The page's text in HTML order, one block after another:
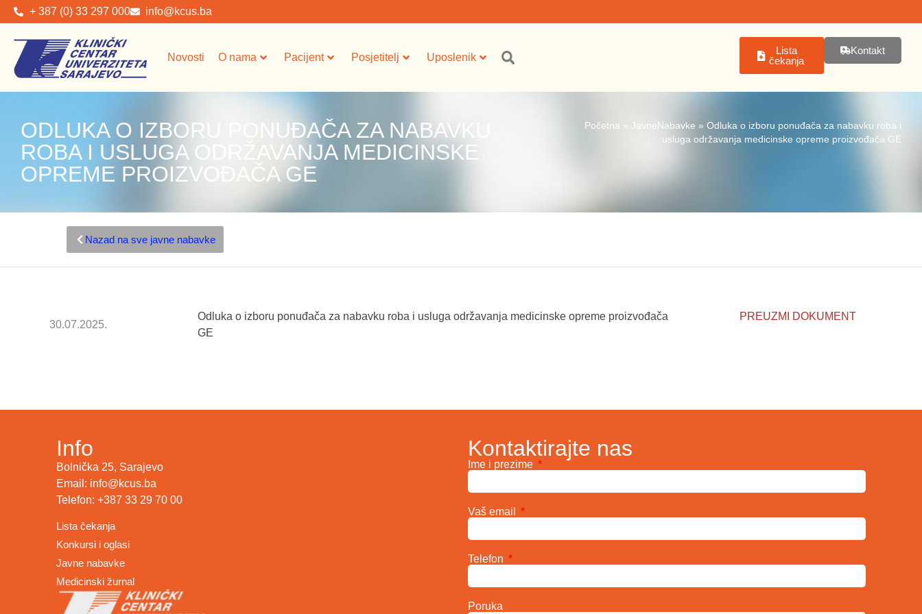
+ 387 (0) 33 297 000 info@kcus.ba
Novosti O nama Pacijent Posjetitelj Uposlenik
Lista
čekanja
Kontakt
ODLUKA O IZBORU PONUĐAČA ZA NABAVKU
ROBA I USLUGA ODRŽAVANJA MEDICINSKE
OPREME PROIZVOĐAČA GE
Početna » JavneNabavke » Odluka o izboru ponuđača za nabavku roba i
usluga održavanja medicinske opreme proizvođača GE
Nazad na sve javne nabavke
30.07.2025.
Odluka o izboru ponuđača za nabavku roba i usluga održavanja medicinske opreme proizvođača
GE
PREUZMI DOKUMENT
Info
Bolnička 25, Sarajevo
Email: info@kcus.ba
Telefon: +387 33 29 70 00
Lista čekanja
Konkursi i oglasi
Javne nabavke
Medicinski žurnal
Kontaktirajte nas
Ime i prezime
Vaš email
Telefon
Poruka